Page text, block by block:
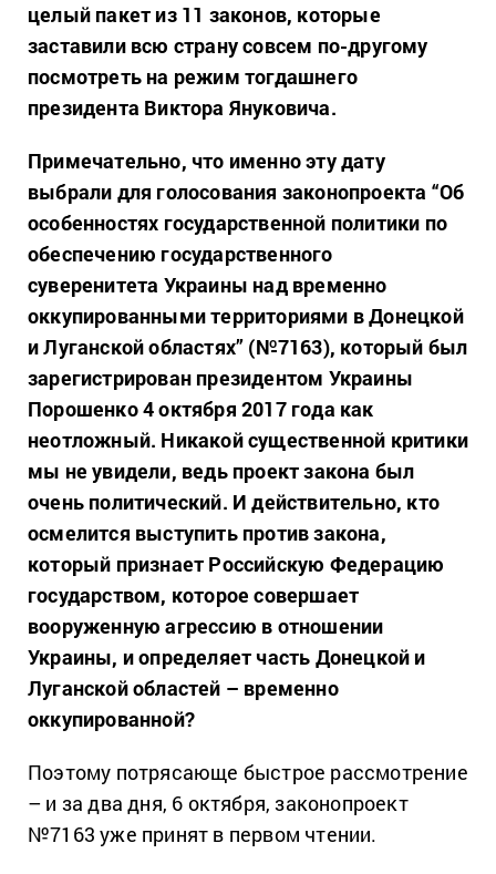
целый пакет из 11 законов, которые
заставили всю страну совсем по-другому
посмотреть на режим тогдашнего
президента Виктора Януковича.
Примечательно, что именно эту дату
выбрали для голосования законопроекта “Об
особенностях государственной политики по
обеспечению государственного
суверенитета Украины над временно
оккупированными территориями в Донецкой
и Луганской областях” (№7163), который был
зарегистрирован президентом Украины
Порошенко 4 октября 2017 года как
неотложный. Никакой существенной критики
мы не увидели, ведь проект закона был
очень политический. И действительно, кто
осмелится выступить против закона,
который признает Российскую Федерацию
государством, которое совершает
вооруженную агрессию в отношении
Украины, и определяет часть Донецкой и
Луганской областей – временно
оккупированной?
Поэтому потрясающе быстрое рассмотрение
– и за два дня, 6 октября, законопроект
№7163 уже принят в первом чтении.